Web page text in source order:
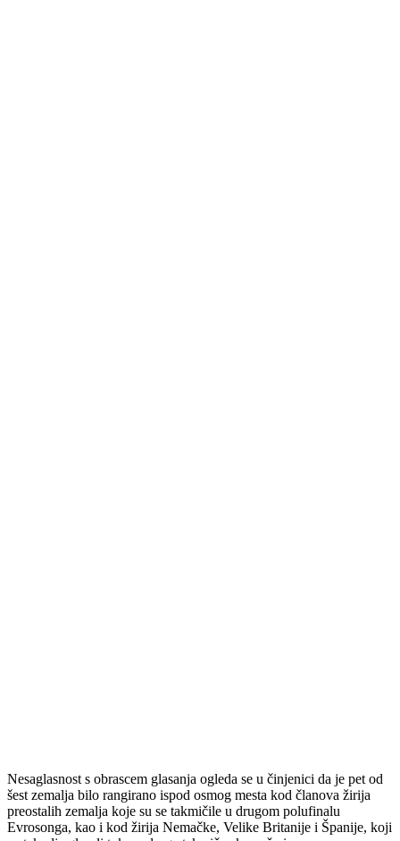
Nesaglasnost s obrascem glasanja ogleda se u činjenici da je pet od
šest zemalja bilo rangirano ispod osmog mesta kod članova žirija
preostalih zemalja koje su se takmičile u drugom polufinalu
Evrosonga, kao i kod žirija Nemačke, Velike Britanije i Španije, koji